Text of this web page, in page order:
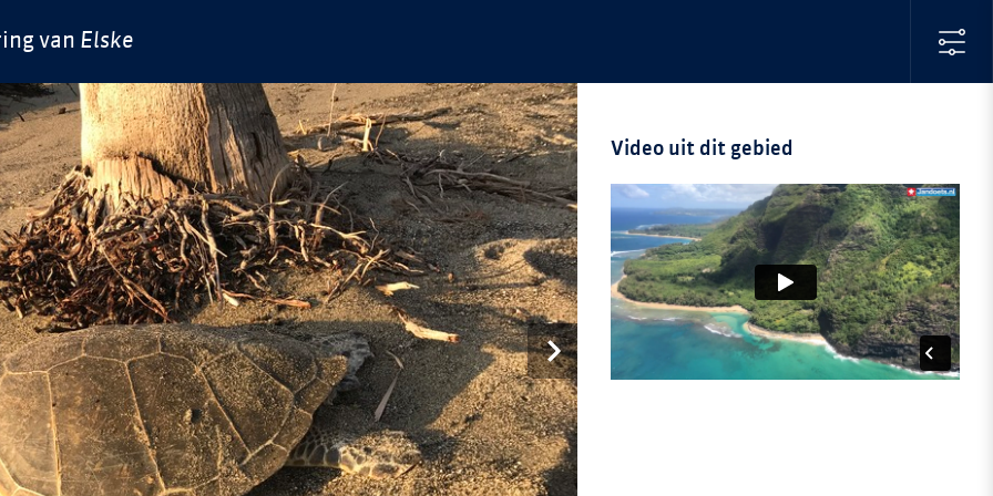
van Elske
Video uit dit gebied